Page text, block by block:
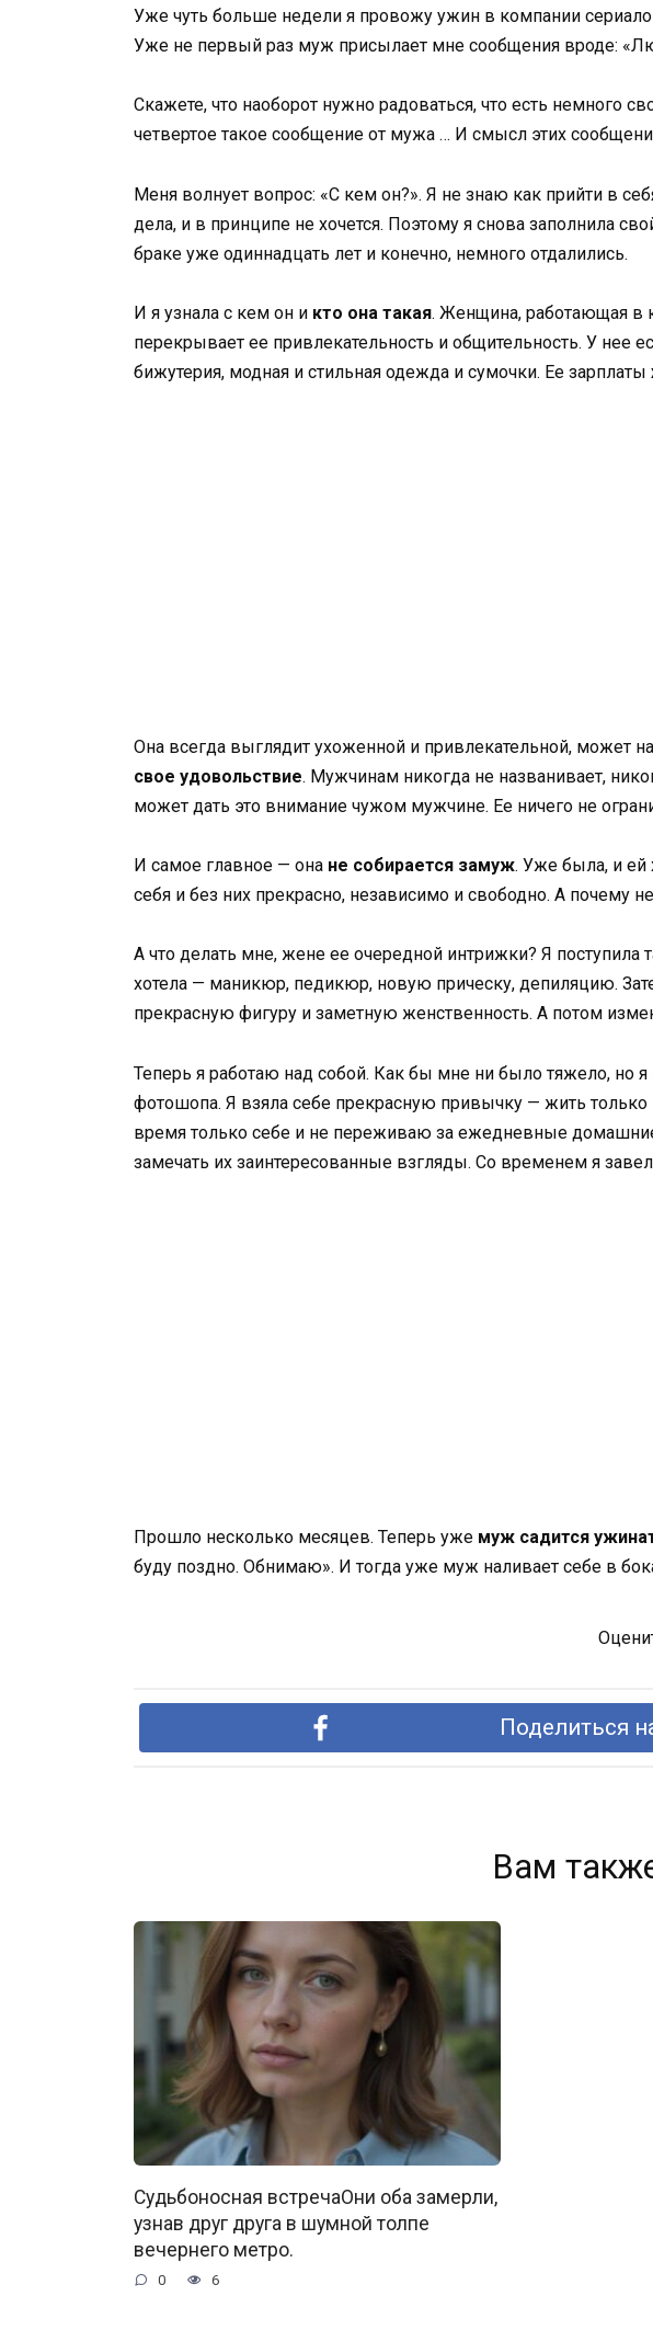
Уже чуть больше недели я провожу ужин в компании
Уже не первый раз муж присылает мне сообщения вроде:
Скажете, что наоборот нужно радоваться, что есть немного
четвертое такое сообщение от мужа … И смысл этих
Меня волнует вопрос: «С кем он?». Я не знаю как прийти в
дела, и в принципе не хочется. Поэтому я снова заполнила
браке уже одиннадцать лет и конечно, немного отдалились.
И я узнала с кем он и кто она такая. Женщина, работающая в
перекрывает ее привлекательность и общительность. У нее
бижутерия, модная и стильная одежда и сумочки. Ее зарплаты
Она всегда выглядит ухоженной и привлекательной, может
свое удовольствие. Мужчинам никогда не названивает,
может дать это внимание чужом мужчине. Ее ничего не
И самое главное — она ​​ не собирается замуж. Уже была, и ей
себя и без них прекрасно, независимо и свободно. А почему
А что делать мне, жене ее очередной интрижки? Я поступила
хотела — маникюр, педикюр, новую прическу, депиляцию.
прекрасную фигуру и заметную женственность. А потом
Теперь я работаю над собой. Как бы мне ни было тяжело, но я
фотошопа. Я взяла себе прекрасную привычку — жить
время только себе и не переживаю за ежедневные
замечать их заинтересованные взгляды. Со временем я
Прошло несколько месяцев. Теперь уже муж садится
буду поздно. Обнимаю». И тогда уже муж наливает себе в
Поделиться
Вам
Судьбоносная встречаОни оба замерли,
узнав друг друга в шумной толпе
вечернего метро.
0 6